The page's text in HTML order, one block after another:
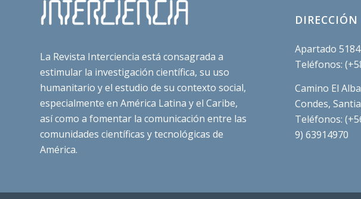
La Revista Interciencia está consagrada a
estimular la investigación científica, su uso
humanitario y el estudio de su contexto social,
especialmente en América Latina y el Caribe,
así como a fomentar la comunicación entre las
comunidades científicas y tecnológicas de
América.
DIRECCIÓN
Apartado
Teléfonos:
Camino El
Condes,
Teléfonos:
9) 63914970